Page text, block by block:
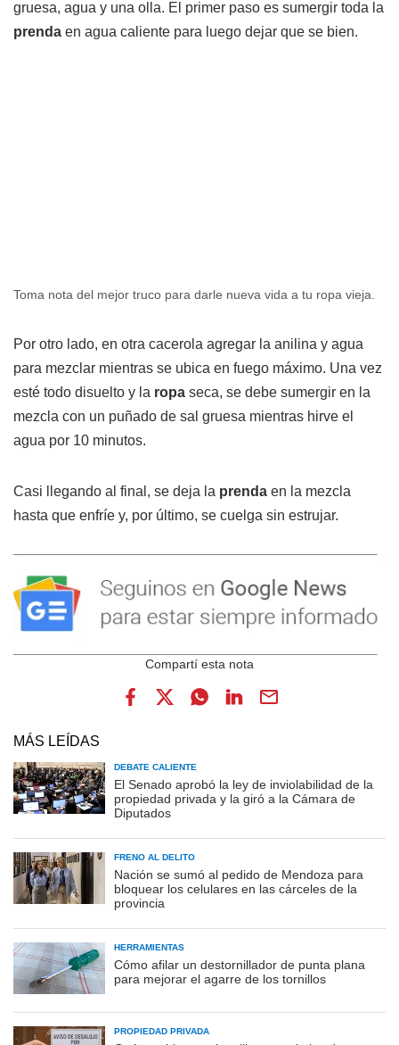
gruesa, agua y una olla. El primer paso es sumergir toda la
prenda en agua caliente para luego dejar que se bien.
Toma nota del mejor truco para darle nueva vida a tu ropa vieja.
Por otro lado, en otra cacerola agregar la anilina y agua
para mezclar mientras se ubica en fuego máximo. Una vez
esté todo disuelto y la ropa seca, se debe sumergir en la
mezcla con un puñado de sal gruesa mientras hirve el
agua por 10 minutos.
Casi llegando al final, se deja la prenda en la mezcla
hasta que enfríe y, por último, se cuelga sin estrujar.
MÁS LEÍDAS
DEBATE CALIENTE
El Senado aprobó la ley de inviolabilidad de la
propiedad privada y la giró a la Cámara de
Diputados
FRENO AL DELITO
Nación se sumó al pedido de Mendoza para
bloquear los celulares en las cárceles de la
provincia
HERRAMIENTAS
Cómo afilar un destornillador de punta plana
para mejorar el agarre de los tornillos
PROPIEDAD PRIVADA